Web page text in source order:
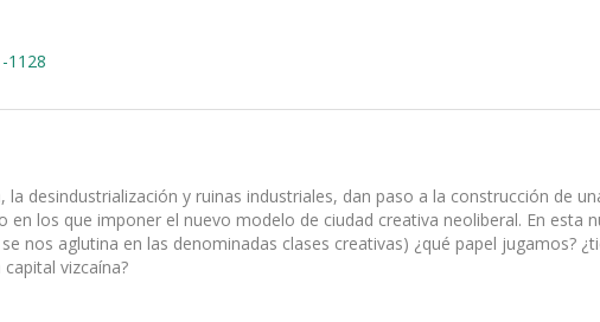
1128
la desindustrialización y ruinas industriales, dan paso a la construcción de
los que imponer el nuevo modelo de ciudad creativa neoliberal. En esta
nos aglutina en las denominadas clases creativas) ¿qué papel jugamos?
vizcaína?